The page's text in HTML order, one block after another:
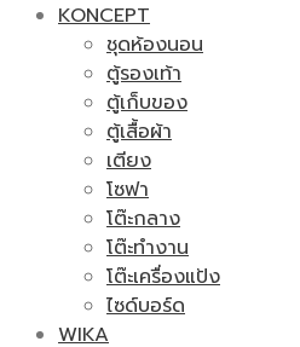
KONCEPT
ชุดห้องนอน
ตู้รองเท้า
ตู้เก็บของ
ตู้เสื้อผ้า
เตียง
โซฟา
โต๊ะกลาง
โต๊ะทำงาน
โต๊ะเครื่องแป้ง
ไซด์บอร์ด
WIKA